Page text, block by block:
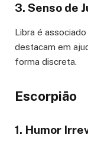
3. Senso de
Libra é
destacam em
forma discreta.
Escorpião
1. Humor